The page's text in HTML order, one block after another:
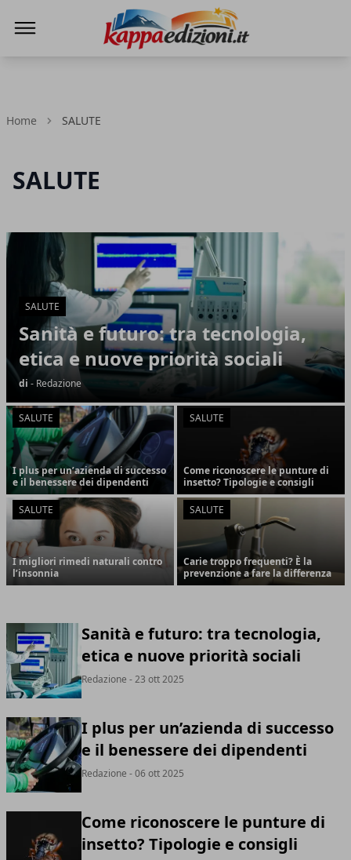
Home SALUTE
SALUTE
Articoli in Evidenza
SALUTE
Sanità e futuro: tra tecnologia,
etica e nuove priorità sociali
di - Redazione
SALUTE
I plus per un’azienda di successo
e il benessere dei dipendenti
SALUTE
Come riconoscere le punture di
insetto? Tipologie e consigli
SALUTE
I migliori rimedi naturali contro
l’insonnia
SALUTE
Carie troppo frequenti? È la
prevenzione a fare la differenza
Sanità e futuro: tra tecnologia,
etica e nuove priorità sociali
Redazione - 23 ott 2025
I plus per un’azienda di successo
e il benessere dei dipendenti
Redazione - 06 ott 2025
Come riconoscere le punture di
insetto? Tipologie e consigli